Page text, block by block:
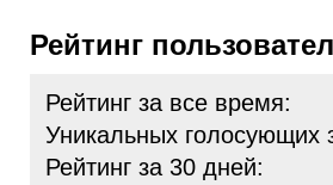
Рейтинг
Рейтинг за все время:
Уникальных голосующих
Рейтинг за 30 дней: